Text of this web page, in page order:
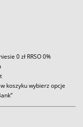
0 zł RRSO 0%
koszyku wybierz opcje